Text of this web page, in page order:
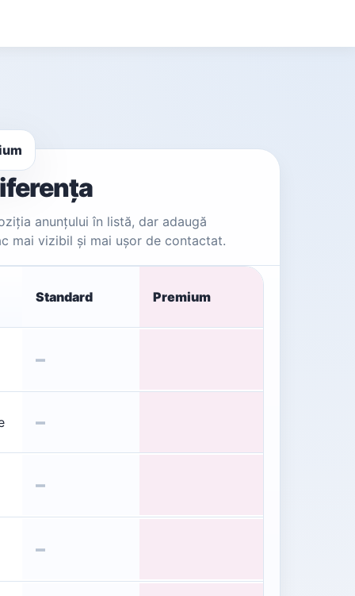
anunțului în listă, dar adaugă
mai vizibil și mai ușor de contactat.
Standard Premium
–
–
–
–